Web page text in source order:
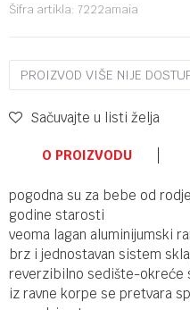
Šifra artikla: 7222amaia
PROIZVOD VIŠE NIJE
Sačuvajte u listi želja
O PROIZVODU
pogodna su za bebe od
godine starosti
veoma lagan aluminijumski
brz i jednostavan sistem
reverzibilno sedište-okreće
iz ravne korpe se pretvara